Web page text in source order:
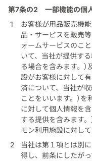
第7条の2
一部機能の個
お客様が用品販売機
品・サービスを販売
ォームサービスのこ
いて、当社が提供す
る場合を含みます。
設がお客様に対して
済について、当社が
ことをいいます。）
に対して個人情報を
する提供を含みます
モン利用施設に対し
当社は第１項とは別
得し、前条にしたがっ